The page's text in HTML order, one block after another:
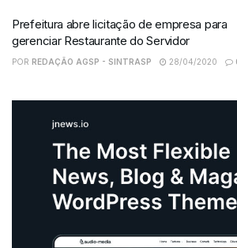
Prefeitura abre licitação de empresa para
gerenciar Restaurante do Servidor
POR REDAÇÃO AGSP - SINTRASP 28/04/2020